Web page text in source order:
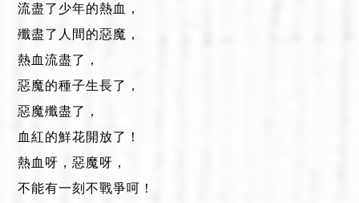
流盡了少年的熱血，
殲盡了人間的惡魔，
熱血流盡了，
惡魔的種子生長了，
惡魔殲盡了，
血紅的鮮花開放了！
熱血呀，惡魔呀，
不能有一刻不戰爭呵！